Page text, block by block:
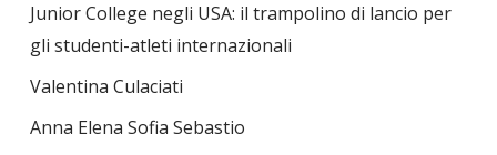
Junior College negli USA: il trampolino di lancio per
gli studenti-atleti internazionali
Valentina Culaciati
Anna Elena Sofia Sebastio